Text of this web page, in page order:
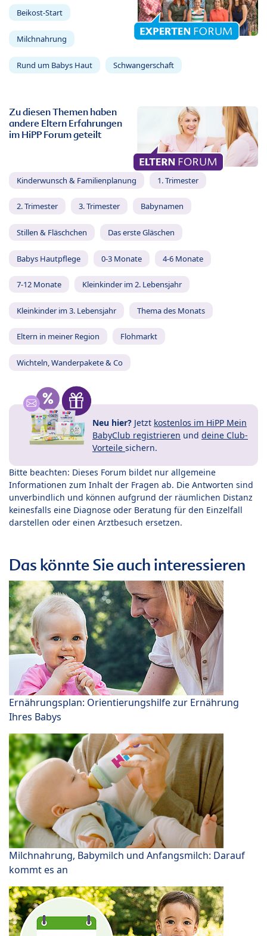
Beikost-Start
Milchnahrung
Rund um Babys Haut Schwangerschaft
Zu diesen Themen haben
andere Eltern Erfahrungen
im HiPP Forum geteilt
Kinderwunsch & Familienplanung 1. Trimester
2. Trimester 3. Trimester Babynamen
Stillen & Fläschchen Das erste Gläschen
Babys Hautpflege 0-3 Monate 4-6 Monate
7-12 Monate Kleinkinder im 2. Lebensjahr
Kleinkinder im 3. Lebensjahr Thema des Monats
Eltern in meiner Region Flohmarkt
Wichteln, Wanderpakete & Co
Neu hier? Jetzt kostenlos im HiPP Mein
BabyClub registrieren und deine Club-
Vorteile sichern.
Bitte beachten: Dieses Forum bildet nur allgemeine
Informationen zum Inhalt der Fragen ab. Die Antworten sind
unverbindlich und können aufgrund der räumlichen Distanz
keinesfalls eine Diagnose oder Beratung für den Einzelfall
darstellen oder einen Arztbesuch ersetzen.
Das könnte Sie auch interessieren
Ernährungsplan: Orientierungshilfe zur Ernährung
Ihres Babys
Milchnahrung, Babymilch und Anfangsmilch: Darauf
kommt es an